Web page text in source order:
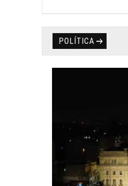
POLÍTICA